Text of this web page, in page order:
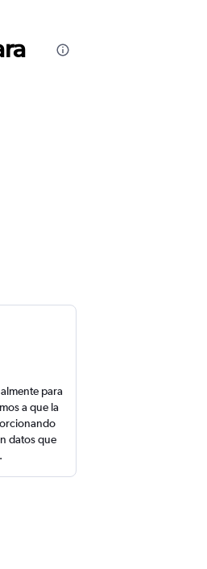
para
a que la
datos que